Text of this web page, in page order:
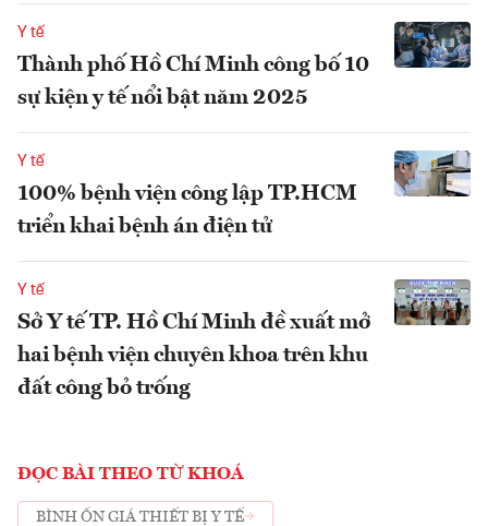
Y tế
Thành phố Hồ Chí Minh công bố 10
sự kiện y tế nổi bật năm 2025
Y tế
100% bệnh viện công lập TP.HCM
triển khai bệnh án điện tử
Y tế
Sở Y tế TP. Hồ Chí Minh đề xuất mở
hai bệnh viện chuyên khoa trên khu
đất công bỏ trống
ĐỌC BÀI THEO TỪ KHOÁ
BÌNH ỔN GIÁ THIẾT BỊ Y TẾ